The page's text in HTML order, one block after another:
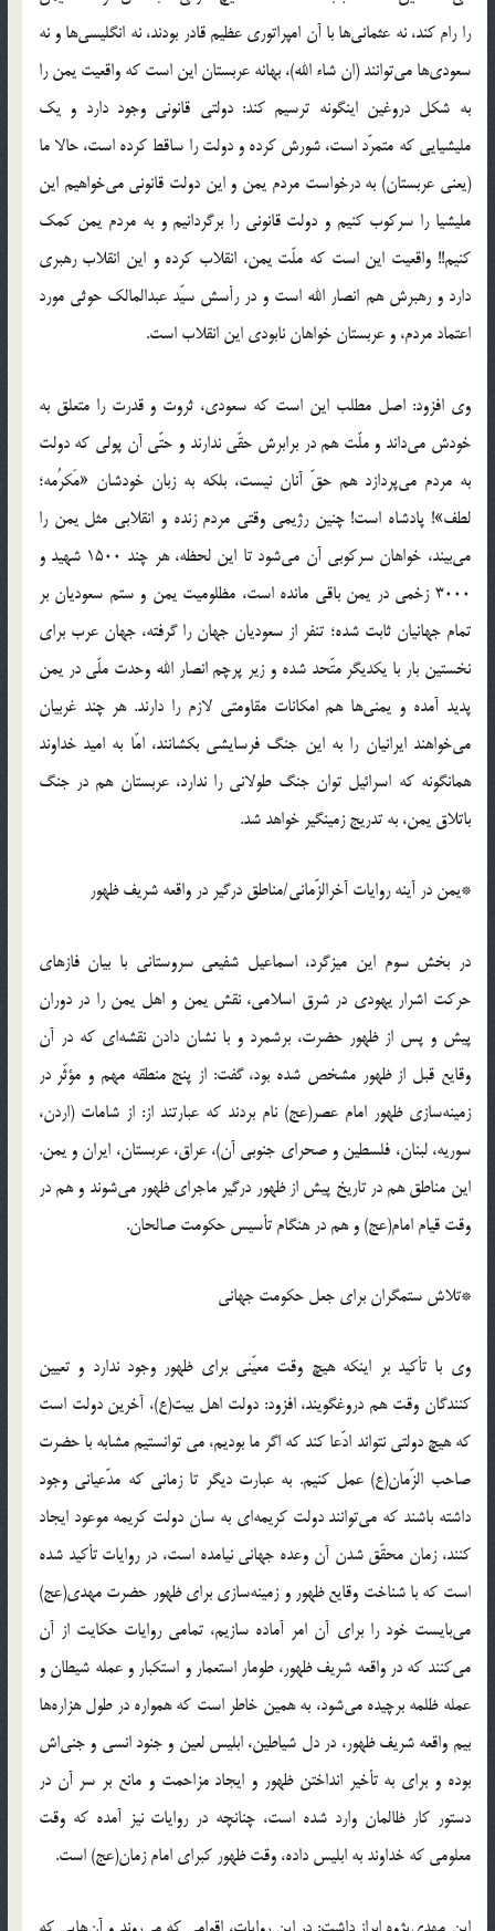
را رام کند، نه عثمانی‌ها با آن امپراتوری عظیم قادر بودند، نه انگلیسی‌ها و نه
سعودی‌ها می‌توانند (ان شاء الله)، بهانه عربستان این است که واقعیت یمن را
به شکل دروغین اینگونه ترسیم کند: دولتی قانونی وجود دارد و یک
ملیشیایی که متمرّد است، شورش کرده و دولت را ساقط کرده است، حالا ما
(یعنی عربستان) به درخواست مردم یمن و این دولت قانونی می‌خواهیم این
ملیشیا را سرکوب کنیم و دولت قانونی را برگردانیم و به مردم یمن کمک
کنیم!! واقعیت این است که ملّت یمن، انقلاب کرده و این انقلاب رهبری
دارد و رهبرش هم انصار الله است و در رأسش سیّد عبدالمالک حوثی مورد
اعتماد مردم، و عربستان خواهان نابودی این انقلاب است.
وی افزود: اصل مطلب این است که سعودی، ثروت و قدرت را متعلق به
خودش می‌داند و ملّت هم در برابرش حقّی ندارند و حتّی آن پولی که دولت
به مردم می‌پردازد هم حقّ آنان نیست، بلکه به زبان خودشان «مَکرُمه؛
لطف»! پادشاه است! چنین رژیمی وقتی مردم زنده و انقلابی مثل یمن را
می‌بیند، خواهان سرکوبی آن می‌شود تا این لحظه، هر چند 1500 شهید و
3000 زخمی در یمن باقی مانده است، مظلومیت یمن و ستم سعودیان بر
تمام جهانیان ثابت شده؛ تنفر از سعودیان جهان را گرفته، جهان عرب برای
نخستین بار با یکدیگر متّحد شده و زیر پرچم انصار الله وحدت ملّی در یمن
پدید آمده و یمنی‌ها هم امکانات مقاومتی لازم را دارند. هر چند غربیان
می‌خواهند ایرانیان را به این جنگ فرسایشی بکشانند، امّا به امید خداوند
همانگونه که اسرائیل توان جنگ طولانی را ندارد، عربستان هم در جنگ
باتلاق یمن، به تدریج زمینگیر خواهد شد.
*یمن در آینه روایات آخرالزّمانی/مناطق درگیر در واقعه شریف ظهور
در بخش سوم این میزگرد، اسماعیل شفیعی سروستانی با بیان فازهای
حرکت اشرار یهودی در شرق اسلامی، نقش یمن و اهل یمن را در دوران
پیش و پس از ظهور حضرت، برشمرد و با نشان دادن نقشه‌ای که در آن
وقایع قبل از ظهور مشخص شده بود، گفت: از پنج منطقه مهم و مؤثّر در
زمینه‌سازی ظهور امام عصر(عج) نام بردند که عبارتند از: از شامات (اردن،
سوریه، لبنان، فلسطین و صحرای جنوبی آن)، عراق، عربستان، ایران و یمن.
این مناطق هم در تاریخ پیش از ظهور درگیر ماجرای ظهور می‌شوند و هم در
وقت قیام امام(عج) و هم در هنگام تأسیس حکومت صالحان.
*تلاش ستمگران برای جعل حکومت جهانی
وی با تأکید بر اینکه هیچ وقت معیّنی برای ظهور وجود ندارد و تعیین
کنندگان وقت هم دروغگویند، افزود: دولت اهل بیت(ع)، آخرین دولت است
که هیچ دولتی نتواند ادّعا کند که اگر ما بودیم، می توانستیم مشابه با حضرت
صاحب الزّمان(ع) عمل کنیم. به عبارت دیگر تا زمانی که مدّعیانی وجود
داشته باشند که می‌توانند دولت کریمه‌ای به سان دولت کریمه موعود ایجاد
کنند، زمان محقّق شدن آن وعده جهانی نیامده است، در روایات تأکید شده
است که با شناخت وقایع ظهور و زمینه‌سازی برای ظهور حضرت مهدی(عج)
می‌بایست خود را برای آن امر آماده سازیم، تمامی روایات حکایت از آن
می‌کنند که در واقعه شریف ظهور، طومار استعمار و استکبار و عمله شیطان و
عمله ظلمه برچیده می‌شود، به همین خاطر است که همواره در طول هزاره‌ها
بیم واقعه شریف ظهور، در دل شیاطین، ابلیس لعین و جنود انسی و جنی‌اش
بوده و برای به تأخیر انداختن ظهور و ایجاد مزاحمت و مانع بر سر آن در
دستور کار ظالمان وارد شده است، چنانچه در روایات نیز آمده که وقت
معلومی که خداوند به ابلیس داده، وقت ظهور کبرای امام زمان(عج) است.